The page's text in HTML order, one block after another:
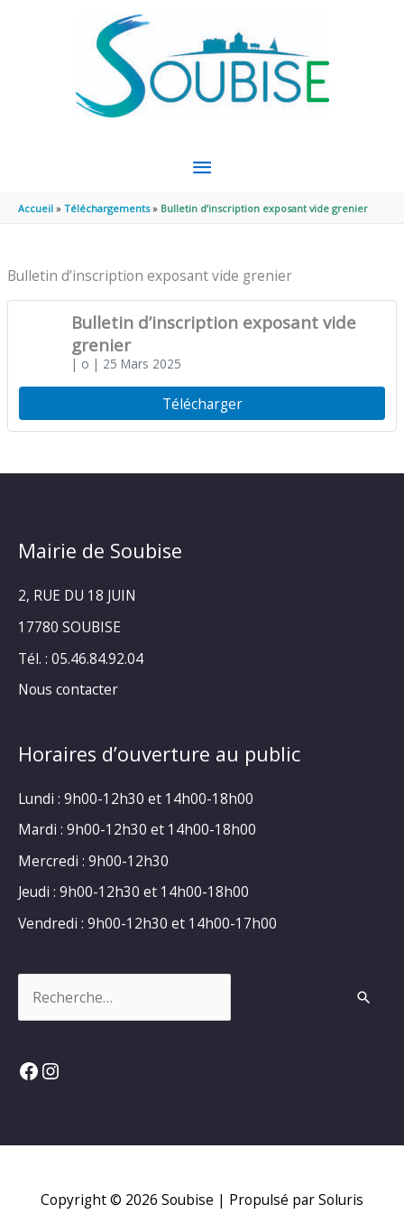
MENU
PRINCIPAL
Accueil Téléchargements Bulletin d’inscription exposant vide grenier
Bulletin d’inscription exposant vide grenier
Bulletin d’inscription exposant vide
grenier
| o | 25 Mars 2025
Télécharger
Mairie de Soubise
2, RUE DU 18 JUIN
17780 SOUBISE
Tél. : 05.46.84.92.04
Nous contacter
Horaires d’ouverture au public
Lundi : 9h00-12h30 et 14h00-18h00
Mardi : 9h00-12h30 et 14h00-18h00
Mercredi : 9h00-12h30
Jeudi : 9h00-12h30 et 14h00-18h00
Vendredi : 9h00-12h30 et 14h00-17h00
Facebook
Instagram
Copyright © 2026 Soubise | Propulsé par Soluris